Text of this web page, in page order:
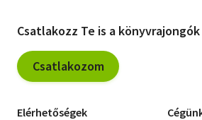
Csatlakozz Te is a
Csatlakozom
Elérhetőségek